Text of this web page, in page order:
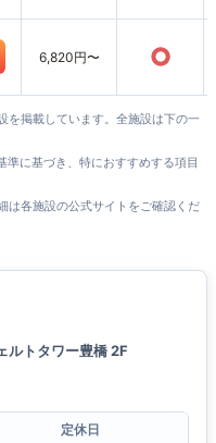
6,820円〜 ○
を掲載しています。全施設は下の一
に基づき、特におすすめする項目
は各施設の公式サイトをご確認くだ
ルトタワー豊橋 2F
定休日